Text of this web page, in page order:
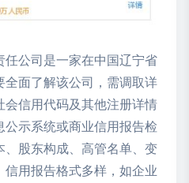
公司是一家在中国辽宁省
面了解该公司，需调取详
会信用代码及其他注册详情
示系统或商业信用报告检
股东构成、高管名单、变
用报告格式多样，如企业